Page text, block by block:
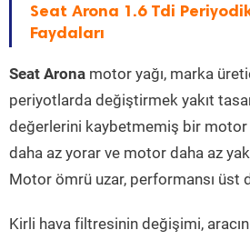
Seat Arona 1.6 Tdi
Faydaları
Seat Arona motor yağı, marka
periyotlarda değiştirmek yakıt
değerlerini kaybetmemiş bir motor
daha az yorar ve motor daha az
Motor ömrü uzar, performansı üst
Kirli hava filtresinin değişimi, aracın